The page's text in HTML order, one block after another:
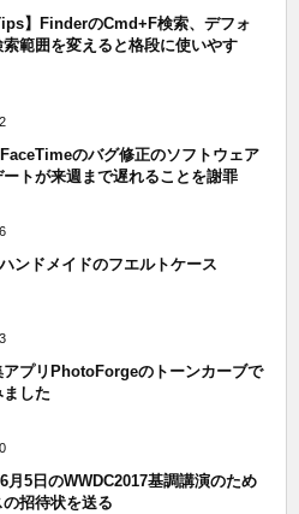
】FinderのCmd+F検索、デフォ
索範囲を変えると格段に使いやす
のバグ修正のソフトウェア
ートが来週まで遅れることを謝罪
ンドメイドのフエルトケース
アプリPhotoForgeのトーンカーブで
した
月5日のWWDC2017基調講演のため
招待状を送る